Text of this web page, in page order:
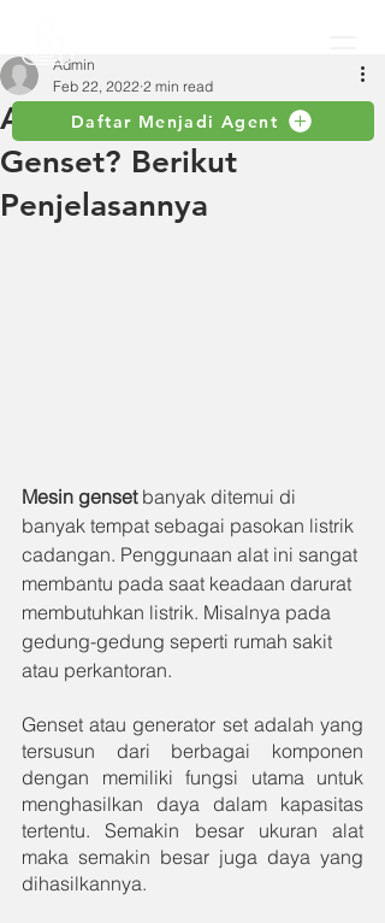
Daftar Menjadi Agent
Apa Saja Fungsi Mesin
Genset? Berikut
Penjelasannya
Admin
Feb 22, 2022 2 min read
Mesin genset banyak ditemui di
banyak tempat sebagai pasokan listrik
cadangan. Penggunaan alat ini sangat
membantu pada saat keadaan darurat
membutuhkan listrik. Misalnya pada
gedung-gedung seperti rumah sakit
atau perkantoran.
Genset atau generator set adalah yang
tersusun dari berbagai komponen
dengan memiliki fungsi utama untuk
menghasilkan daya dalam kapasitas
tertentu. Semakin besar ukuran alat
maka semakin besar juga daya yang
dihasilkannya.